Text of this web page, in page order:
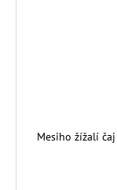
Mesiho žížalí